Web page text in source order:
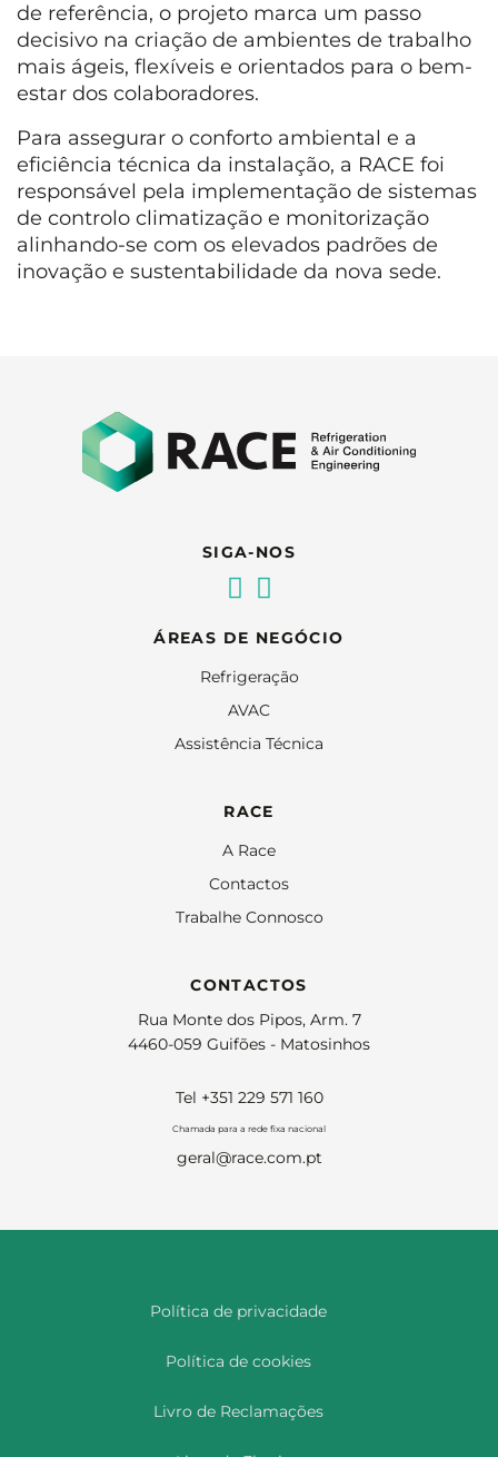
de referência, o projeto marca um passo
decisivo na criação de ambientes de trabalho
mais ágeis, flexíveis e orientados para o bem-
estar dos colaboradores.
Para assegurar o conforto ambiental e a
eficiência técnica da instalação, a RACE foi
responsável pela implementação de sistemas
de controlo climatização e monitorização
alinhando-se com os elevados padrões de
inovação e sustentabilidade da nova sede.
SIGA-NOS
ÁREAS DE NEGÓCIO
Refrigeração
AVAC
Assistência Técnica
RACE
A Race
Contactos
Trabalhe Connosco
CONTACTOS
Rua Monte dos Pipos, Arm. 7
4460-059 Guifões - Matosinhos
Tel +351 229 571 160
Chamada para a rede fixa nacional
geral@race.com.pt
Política de privacidade
Política de cookies
Livro de Reclamações